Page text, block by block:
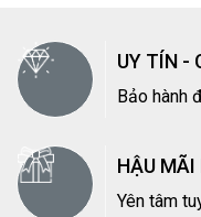
composite
theo yêu
sắc, mọi kích thước
Giao hàng tận nơi
với đơn hàng trên 6
– Thời gian đặt hàng,
– Đóng gói, giao nhận
UY TÍN -
Bảo hành
HẬU
Yên tâm